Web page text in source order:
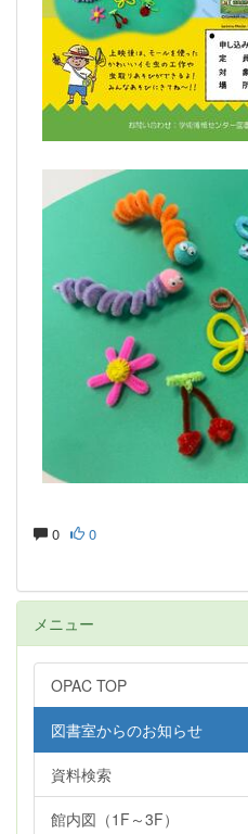
0 0
メニュー
OPAC TOP
図書室からのお知らせ
資料検索
館内図（1F～3F）